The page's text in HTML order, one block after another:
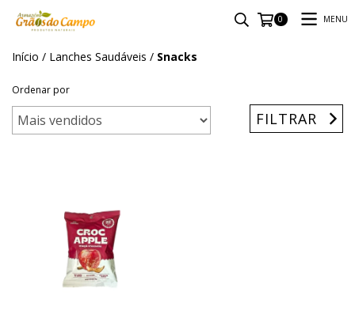
0 MENU
Início / Lanches Saudáveis / Snacks
Ordenar por
FILTRAR